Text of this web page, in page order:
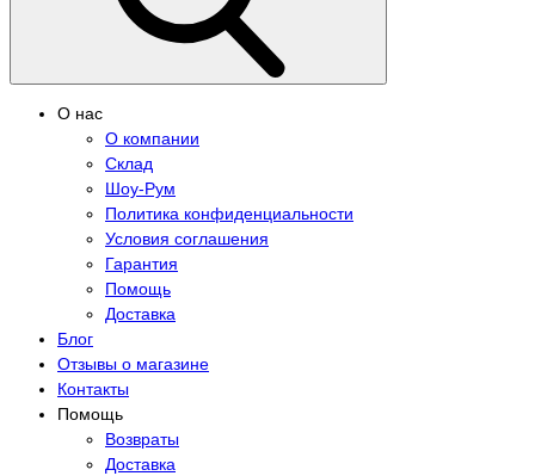
О нас
О компании
Склад
Шоу-Рум
Политика конфиденциальности
Условия соглашения
Гарантия
Помощь
Доставка
Блог
Отзывы о магазине
Контакты
Помощь
Возвраты
Доставка